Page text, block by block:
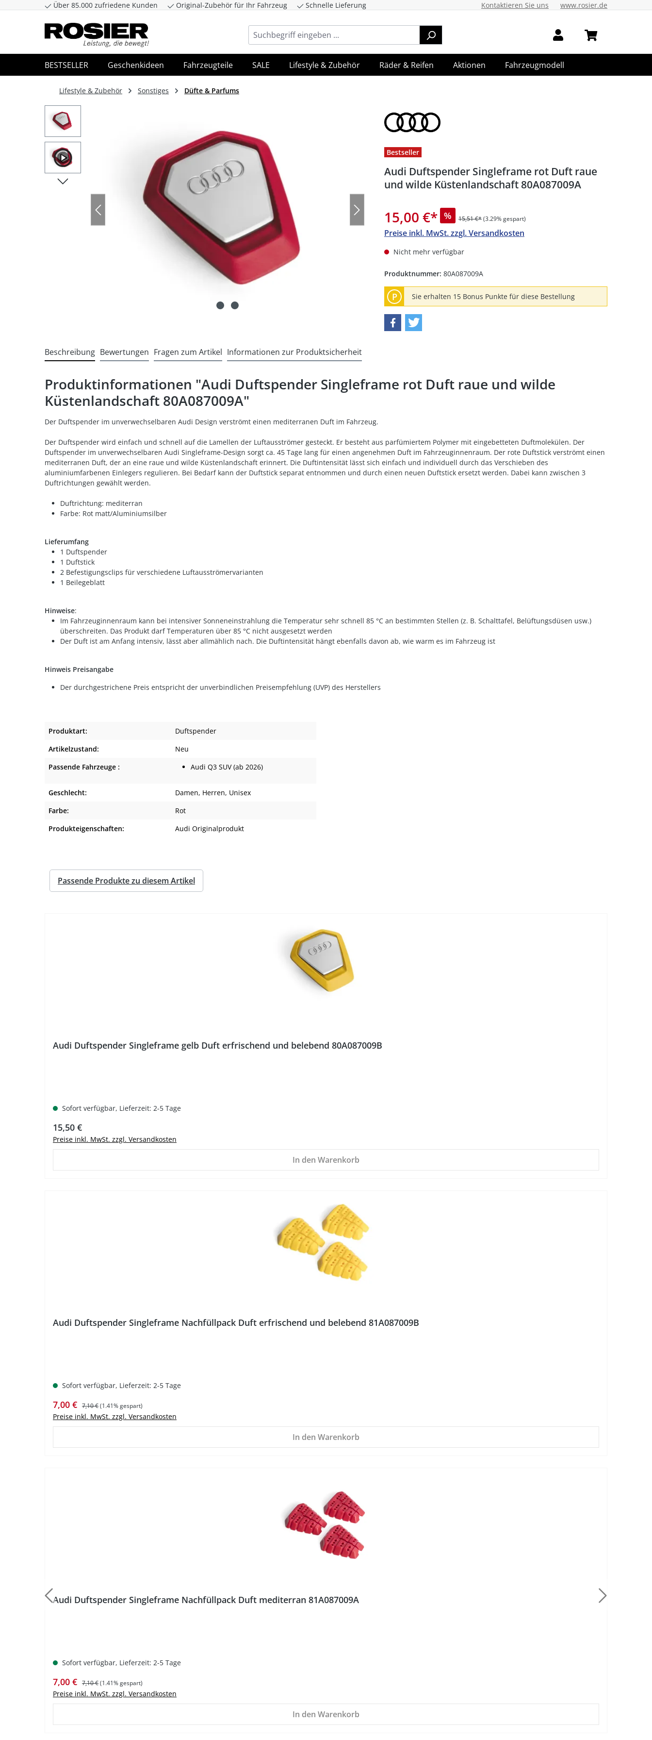
Zum Hauptinhalt springen Zur Suche springen Zur Hauptnavigation springen
Über 85.000 zufriedene Kunden Original-Zubehör für Ihr Fahrzeug Schnelle Lieferung Kontaktieren Sie uns www.rosier.de
BESTSELLER Geschenkideen Fahrzeugteile SALE Lifestyle & Zubehör Räder & Reifen Aktionen Fahrzeugmodell
Lifestyle & Zubehör Sonstiges Düfte & Parfums
Bildergalerie überspringen
Bestseller
Audi Duftspender Singleframe rot Duft raue
und wilde Küstenlandschaft 80A087009A
15,00 €* % 15,51 €*(3.29% gespart)
Preise inkl. MwSt. zzgl. Versandkosten
Nicht mehr verfügbar
Produktnummer: 80A087009A
P Sie erhalten 15 Bonus Punkte für diese Bestellung
Beschreibung Bewertungen Fragen zum Artikel Informationen zur Produktsicherheit
Produktinformationen "Audi Duftspender Singleframe rot Duft raue und wilde
Küstenlandschaft 80A087009A"
Der Duftspender im unverwechselbaren Audi Design verströmt einen mediterranen Duft im Fahrzeug.
Der Duftspender wird einfach und schnell auf die Lamellen der Luftausströmer gesteckt. Er besteht aus parfümiertem Polymer mit eingebetteten Duftmolekülen. Der
Duftspender im unverwechselbaren Audi Singleframe-Design sorgt ca. 45 Tage lang für einen angenehmen Duft im Fahrzeuginnenraum. Der rote Duftstick verströmt einen
mediterranen Duft, der an eine raue und wilde Küstenlandschaft erinnert. Die Duftintensität lässt sich einfach und individuell durch das Verschieben des
aluminiumfarbenen Einlegers regulieren. Bei Bedarf kann der Duftstick separat entnommen und durch einen neuen Duftstick ersetzt werden. Dabei kann zwischen 3
Duftrichtungen gewählt werden.
Duftrichtung: mediterran
Farbe: Rot matt/Aluminiumsilber
Lieferumfang
1 Duftspender
1 Duftstick
2 Befestigungsclips für verschiedene Luftausströmervarianten
1 Beilegeblatt
Hinweise:
Im Fahrzeuginnenraum kann bei intensiver Sonneneinstrahlung die Temperatur sehr schnell 85 °C an bestimmten Stellen (z. B. Schalttafel, Belüftungsdüsen usw.)
überschreiten. Das Produkt darf Temperaturen über 85 °C nicht ausgesetzt werden
Der Duft ist am Anfang intensiv, lässt aber allmählich nach. Die Duftintensität hängt ebenfalls davon ab, wie warm es im Fahrzeug ist
Hinweis Preisangabe
Der durchgestrichene Preis entspricht der unverbindlichen Preisempfehlung (UVP) des Herstellers
Produktart:
Duftspender
Artikelzustand:
Neu
Passende Fahrzeuge :
Audi Q3 SUV (ab 2026)
Geschlecht: Damen, Herren, Unisex
Farbe:
Rot
Produkteigenschaften:
Audi Originalprodukt
Passende Produkte zu diesem Artikel
Audi Duftspender Singleframe gelb Duft erfrischend und belebend 80A087009B
Sofort verfügbar, Lieferzeit: 2-5 Tage
Regulärer Preis:
15,50 €
Preise inkl. MwSt. zzgl. Versandkosten
In den Warenkorb
Audi Duftspender Singleframe Nachfüllpack Duft erfrischend und belebend 81A087009B
Sofort verfügbar, Lieferzeit: 2-5 Tage
Verkaufspreis:
7,00 € Regulärer Preis:
7,10 €(1.41% gespart)
Preise inkl. MwSt. zzgl. Versandkosten
In den Warenkorb
Audi Duftspender Singleframe Nachfüllpack Duft mediterran 81A087009A
Sofort verfügbar, Lieferzeit: 2-5 Tage
Verkaufspreis:
7,00 € Regulärer Preis:
7,10 €(1.41% gespart)
Preise inkl. MwSt. zzgl. Versandkosten
In den Warenkorb